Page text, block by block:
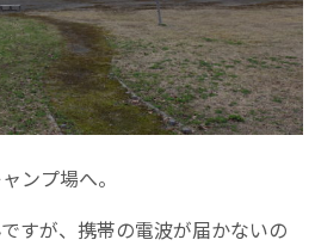
ンプ場へ。
すが、携帯の電波が届かないの